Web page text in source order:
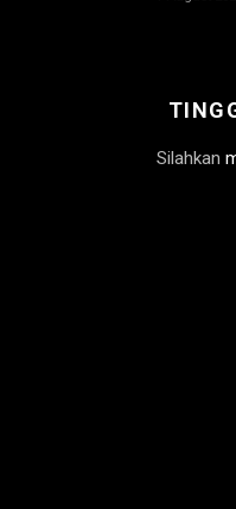
Silahkan